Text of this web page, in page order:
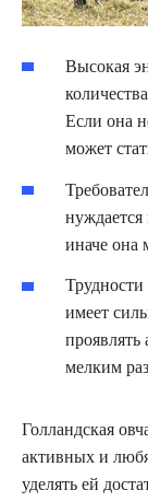
Высокая
Если она
может
нуждается
иначе она
имеет
мелким
Голландская
активных и
уделять ей